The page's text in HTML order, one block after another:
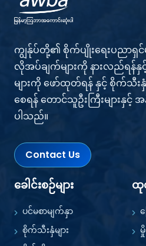
ကျွန်ုပ်တို့၏ စိုက်ပျိုးရေးပညာ
လိုအပ်ချက်များကို နားလည်ရ
များကို ဖော်ထုတ်ရန် နှင့် စိုက်သီးနှံ
စေရန် တောင်သူဦးကြီးများနှ
ပါသည်။
Contact Us
ခေါင်းစဉ်များ
ပင်မစာမျက်နှာ
စိုက်သီးနှံများ
ထု